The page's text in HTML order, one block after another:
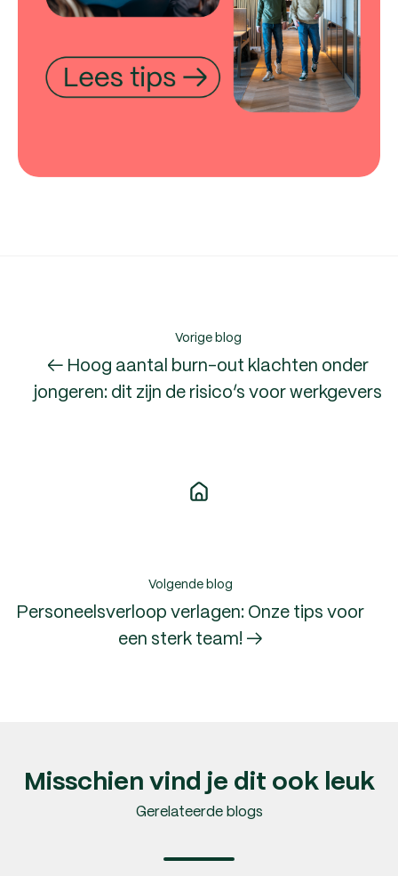
Vorige blog
← Hoog aantal burn-out klachten onder
jongeren: dit zijn de risico’s voor werkgevers
Volgende blog
Personeelsverloop verlagen: Onze tips voor
een sterk team! →
Misschien vind je dit ook leuk
Gerelateerde blogs